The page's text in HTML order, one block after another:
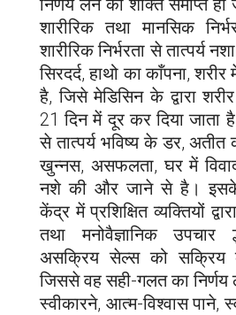
निर्णय लेन की शक्ति समाप्त
शारीरिक तथा मानसिक
शारीरिक निर्भरता से तात्पर्य
सिरदर्द, हाथो का काँपना,
है, जिसे मेडिसिन के द्वारा
21 दिन में दूर कर दिया जाता
से तात्पर्य भविष्य के डर, अतीत
खुन्नस, असफलता, घर में
नशे की और जाने से है। इसके
केंद्र में प्रशिक्षित व्यक्तियों
तथा मनोवैज्ञानिक उपचार
असक्रिय सेल्स को सक्रिय
जिससे वह सही-गलत का निर्णय
स्वीकारने, आत्म-विश्वास पाने,